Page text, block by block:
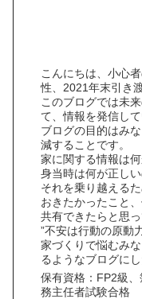
こんにちは、小心
性、2021年末引き
このブログでは未
て、情報を発信して
ブログの目的はみ
減することです。
家に関する情報は
身当時は何が正し
それを乗り越える
おきたかったこと
共有できたらと思っ
”不安は行動の原動
家づくりで悩むみ
るようなブログにし
保有資格：FP2級
務主任者試験合格